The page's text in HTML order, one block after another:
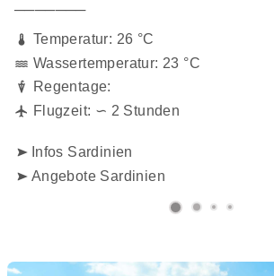
───────
Temperatur: 26 °C
Wassertemperatur: 23 °C
Regentage:
Flugzeit: ∽ 2 Stunden
Infos Sardinien
Angebote Sardinien